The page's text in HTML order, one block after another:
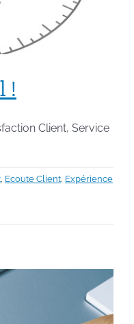
!
Client, Service
, Ecoute Client, Expérience